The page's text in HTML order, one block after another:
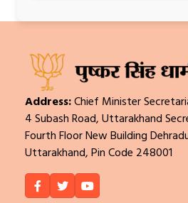
Address:Chief Minister
4 Subash Road, Uttarakhand
Fourth Floor New Building
Uttarakhand, Pin Code 248001